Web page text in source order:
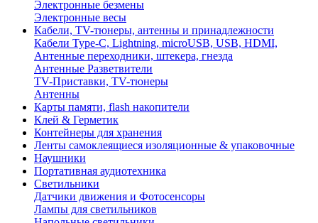
Электронные безмены
Электронные весы
Кабели, TV-тюнеры, антенны и принадлежности
Кабели Type-C, Lightning, microUSB, USB, HDMI,
Антенные переходники, штекера, гнезда
Антенные Разветвители
TV-Приставки, TV-тюнеры
Антенны
Карты памяти, flash накопители
Клей & Герметик
Контейнеры для хранения
Ленты самоклеящиеся изоляционные & упаковочные
Наушники
Портативная аудиотехника
Светильники
Датчики движения и Фотосенсоры
Лампы для светильников